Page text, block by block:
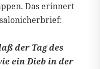
Das erinnert
der Tag des
ein Dieb in der